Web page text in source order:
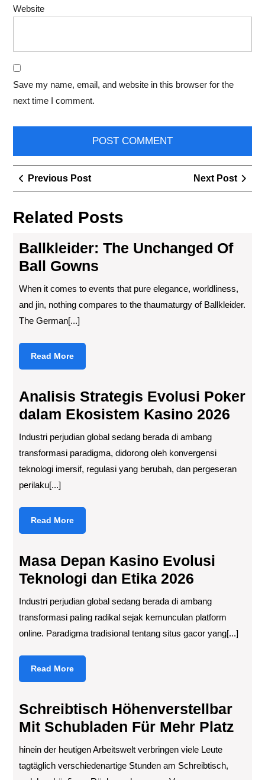
Website
Save my name, email, and website in this browser for the
next time I comment.
Post
navigation
Previous PostPrevious
Post
Next Post
Next
Post
Related Posts
Ballkleider: The Unchanged Of
Ball Gowns
When it comes to events that pure elegance, worldliness,
and jin, nothing compares to the thaumaturgy of Ballkleider.
The German[...]
Read MoreRead
More
Analisis Strategis Evolusi Poker
dalam Ekosistem Kasino 2026
Industri perjudian global sedang berada di ambang
transformasi paradigma, didorong oleh konvergensi
teknologi imersif, regulasi yang berubah, dan pergeseran
perilaku[...]
Read MoreRead
More
Masa Depan Kasino Evolusi
Teknologi dan Etika 2026
Industri perjudian global sedang berada di ambang
transformasi paling radikal sejak kemunculan platform
online. Paradigma tradisional tentang situs gacor yang[...]
Read MoreRead
More
Schreibtisch Höhenverstellbar
Mit Schubladen Für Mehr Platz
hinein der heutigen Arbeitswelt verbringen viele Leute
tagtäglich verschiedenartige Stunden am Schreibtisch,